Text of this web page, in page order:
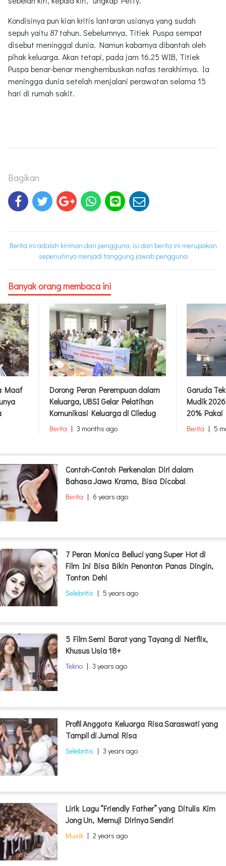
Kondisinya pun kian kritis lantaran usianya yang sudah
sepuh yaitu 87 tahun. Sebelumnya, Titiek Puspa sempat
disebut meninggal dunia. Namun kabarnya dibantah oleh
pihak keluarga. Akan tetapi, pada jam 16.25 WIB, Titiek
Puspa benar-benar menghembuskan nafas terakhirnya. Ia
meningga dunia setelah menjalani perawatan selama 15
hari di rumah sakit.
Bagikan
Berita ini adalah kiriman dari pengguna, isi dari berita ini merupakan
sepenuhnya menjadi tanggung jawab pengguna
Banyak orang membaca ini
dalam
Garuda Tekan Harga Jelang
Mudik 2026, Diskon Tiket hingga
20% Pakai Kode MUDIK26
Berita 5 months ago
inDrive
Program
Beri
dan
Contoh-Contoh Perkenalan Diri dalam
Bahasa Jawa Krama, Bisa Dicoba!
Berita | 6 years ago
7 Peran Monica Belluci yang Super Hot di
Film Ini Bisa Bikin Penonton Panas Dingin,
Tonton Deh!
Selebritis | 5 years ago
5 Film Semi Barat yang Tayang di Netflix,
Khusus Usia 18+
Tekno | 3 years ago
Profil Anggota Keluarga Risa Saraswati yang
Tampil di Jurnal Risa
Selebritis | 3 years ago
Lirik Lagu “Friendly Father” yang Ditulis Kim
Jong Un, Memuji Dirinya Sendiri
Musik | 2 years ago